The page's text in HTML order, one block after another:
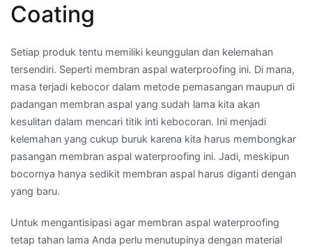
Coating
Setiap produk tentu memiliki keunggulan dan kelemahan
tersendiri. Seperti membran aspal waterproofing ini. Di mana,
masa terjadi kebocor dalam metode pemasangan maupun di
padangan membran aspal yang sudah lama kita akan
kesulitan dalam mencari titik inti kebocoran. Ini menjadi
kelemahan yang cukup buruk karena kita harus membongkar
pasangan membran aspal waterproofing ini. Jadi, meskipun
bocornya hanya sedikit membran aspal harus diganti dengan
yang baru.
Untuk mengantisipasi agar membran aspal waterproofing
tetap tahan lama Anda perlu menutupinya dengan material